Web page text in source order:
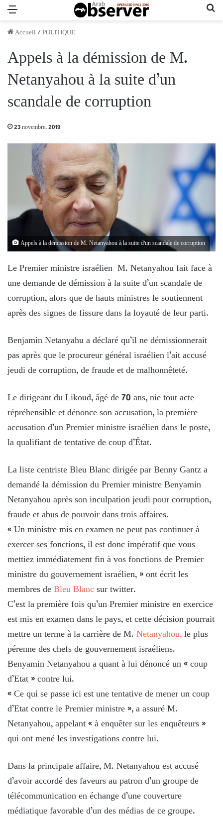
Accueil /POLITIQUE
Appels à la démission de M.
Netanyahou à la suite d’un
scandale de corruption
23 novembre، 2019
Appels à la démission de M. Netanyahou à la suite d'un scandale de corruption
Le Premier ministre israélien M. Netanyahou fait face à
une demande de démission à la suite d’un scandale de
corruption, alors que de hauts ministres le soutiennent
après des signes de fissure dans la loyauté de leur parti.
Benjamin Netanyahu a déclaré qu’il ne démissionnerait
pas après que le procureur général israélien l’ait accusé
jeudi de corruption, de fraude et de malhonnêteté.
Le dirigeant du Likoud, âgé de 70 ans, nie tout acte
répréhensible et dénonce son accusation, la première
accusation d’un Premier ministre israélien dans le poste,
la qualifiant de tentative de coup d’État.
La liste centriste Bleu Blanc dirigée par Benny Gantz a
demandé la démission du Premier ministre Benyamin
Netanyahou après son inculpation jeudi pour corruption,
fraude et abus de pouvoir dans trois affaires.
« Un ministre mis en examen ne peut pas continuer à
exercer ses fonctions, il est donc impératif que vous
mettiez immédiatement fin à vos fonctions de Premier
ministre du gouvernement israélien, » ont écrit les
membres deBleu Blancsur twitter.
C’est la première fois qu’un Premier ministre en exercice
est mis en examen dans le pays, et cette décision pourrait
mettre un terme à la carrière de M. Netanyahou,le plus
pérenne des chefs de gouvernement israéliens.
Benyamin Netanyahou a quant à lui dénoncé un « coup
d’Etat » contre lui.
« Ce qui se passe ici est une tentative de mener un coup
d’Etat contre le Premier ministre », a assuré M.
Netanyahou, appelant « à enquêter sur les enquêteurs »
qui ont mené les investigations contre lui.
Dans la principale affaire, M. Netanyahou est accusé
d’avoir accordé des faveurs au patron d’un groupe de
télécommunication en échange d’une couverture
médiatique favorable d’un des médias de ce groupe.